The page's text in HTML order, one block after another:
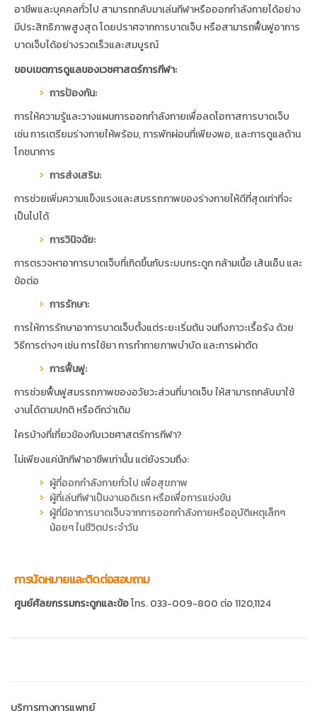
อาชีพและบุคคลทั่วไป สามารถกลับมาเล่นกีฬาหรือออกกำลังกายได้อย่าง
มีประสิทธิภาพสูงสุด โดยปราศจากการบาดเจ็บ หรือสามารถฟื้นฟูอาการ
บาดเจ็บได้อย่างรวดเร็วและสมบูรณ์
ขอบเขตการดูแลของเวชศาสตร์การกีฬา:
การป้องกัน:
การให้ความรู้และวางแผนการออกกำลังกายเพื่อลดโอกาสการบาดเจ็บ
เช่น การเตรียมร่างกายให้พร้อม, การพักผ่อนที่เพียงพอ, และการดูแลด้าน
โภชนาการ
การส่งเสริม:
การช่วยเพิ่มความแข็งแรงและสมรรถภาพของร่างกายให้ดีที่สุดเท่าที่จะ
เป็นไปได้
การวินิจฉัย:
การตรวจหาอาการบาดเจ็บที่เกิดขึ้นกับระบบกระดูก กล้ามเนื้อ เส้นเอ็น และ
ข้อต่อ
การรักษา:
การให้การรักษาอาการบาดเจ็บตั้งแต่ระยะเริ่มต้น จนถึงภาวะเรื้อรัง ด้วย
วิธีการต่างๆ เช่น การใช้ยา การทำกายภาพบำบัด และการผ่าตัด
การฟื้นฟู:
การช่วยฟื้นฟูสมรรถภาพของอวัยวะส่วนที่บาดเจ็บ ให้สามารถกลับมาใช้
งานได้ตามปกติ หรือดีกว่าเดิม
ใครบ้างที่เกี่ยวข้องกับเวชศาสตร์การกีฬา?
ไม่เพียงแค่นักกีฬาอาชีพเท่านั้น แต่ยังรวมถึง:
ผู้ที่ออกกำลังกายทั่วไป เพื่อสุขภาพ
ผู้ที่เล่นกีฬาเป็นงานอดิเรก หรือเพื่อการแข่งขัน
ผู้ที่มีอาการบาดเจ็บจากการออกกำลังกายหรืออุบัติเหตุเล็กๆ
น้อยๆ ในชีวิตประจำวัน
การนัดหมายและติดต่อสอบถาม
ศูนย์ศัลยกรรมกระดูกและข้อโทร. 033-009-800 ต่อ 1120,1124
บริการทางการแพทย์